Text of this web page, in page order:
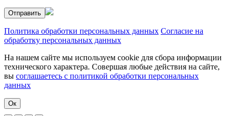
Политика обработки персональных данных Согласие на
обработку персональных данных
На нашем сайте мы используем cookie для сбора информации
технического характера. Совершая любые действия на сайте,
вы соглашаетесь с политикой обработки персональных
данных
Ок